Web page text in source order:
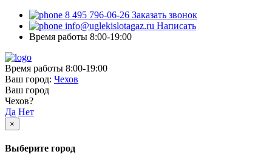
8 495 796-06-26 Заказать звонок
info@uglekislotagaz.ru Написать
Время работы 8:00-19:00
Время работы 8:00-19:00
Ваш город: Чехов
Ваш город
Чехов?
Да Нет
×
Выберите город